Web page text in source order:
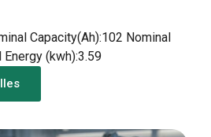
Capacity(Ah):102 Nominal
(kwh):3.59